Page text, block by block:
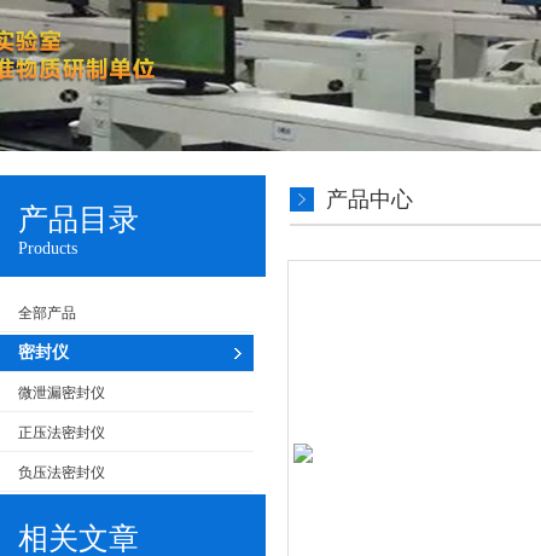
产品目录
Products
全部产品
密封仪
微泄漏密封仪
正压法密封仪
负压法密封仪
相关文章
产品中心